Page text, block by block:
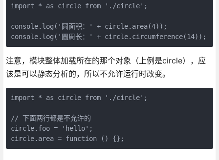
import * as circle from './circle';
console.log('圆面积：' + circle.area(4));
console.log('圆周长：' + circle.circumference(14));
注意，模块整体加载所在的那个对象（上例是circle），应
该是可以静态分析的，所以不允许运行时改变。
import * as circle from './circle';
// 下面两行都是不允许的
circle.foo = 'hello';
circle.area = function () {};